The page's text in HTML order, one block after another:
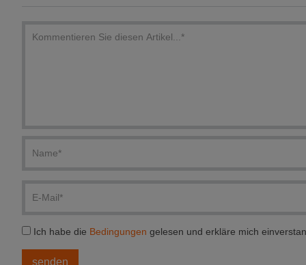
Ich habe die Bedingungen gelesen und erkläre mich